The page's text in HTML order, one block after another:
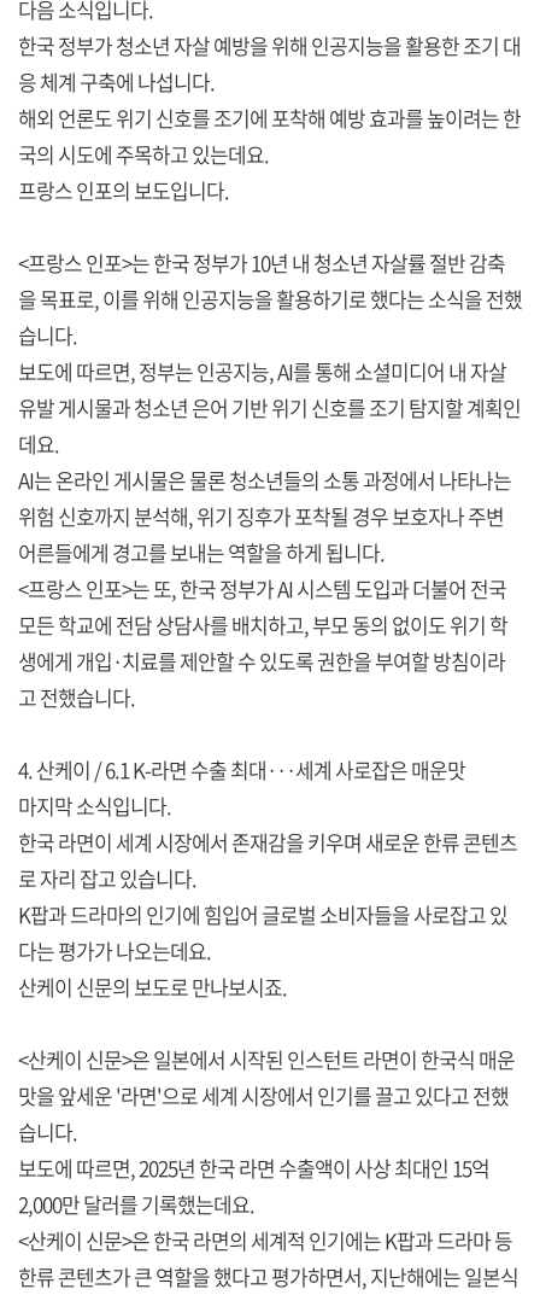
다음 소식입니다.
한국 정부가 청소년 자살 예방을 위해 인공지능을 활용한 조기 대
응 체계 구축에 나섭니다.
해외 언론도 위기 신호를 조기에 포착해 예방 효과를 높이려는 한
국의 시도에 주목하고 있는데요.
프랑스 인포의 보도입니다.
<프랑스 인포>는 한국 정부가 10년 내 청소년 자살률 절반 감축
을 목표로, 이를 위해 인공지능을 활용하기로 했다는 소식을 전했
습니다.
보도에 따르면, 정부는 인공지능, AI를 통해 소셜미디어 내 자살
유발 게시물과 청소년 은어 기반 위기 신호를 조기 탐지할 계획인
데요.
AI는 온라인 게시물은 물론 청소년들의 소통 과정에서 나타나는
위험 신호까지 분석해, 위기 징후가 포착될 경우 보호자나 주변
어른들에게 경고를 보내는 역할을 하게 됩니다.
<프랑스 인포>는 또, 한국 정부가 AI 시스템 도입과 더불어 전국
모든 학교에 전담 상담사를 배치하고, 부모 동의 없이도 위기 학
생에게 개입·치료를 제안할 수 있도록 권한을 부여할 방침이라
고 전했습니다.
4. 산케이 / 6.1 K-라면 수출 최대···세계 사로잡은 매운맛
마지막 소식입니다.
한국 라면이 세계 시장에서 존재감을 키우며 새로운 한류 콘텐츠
로 자리 잡고 있습니다.
K팝과 드라마의 인기에 힘입어 글로벌 소비자들을 사로잡고 있
다는 평가가 나오는데요.
산케이 신문의 보도로 만나보시죠.
<산케이 신문>은 일본에서 시작된 인스턴트 라면이 한국식 매운
맛을 앞세운 '라면'으로 세계 시장에서 인기를 끌고 있다고 전했
습니다.
보도에 따르면, 2025년 한국 라면 수출액이 사상 최대인 15억
2,000만 달러를 기록했는데요.
<산케이 신문>은 한국 라면의 세계적 인기에는 K팝과 드라마 등
한류 콘텐츠가 큰 역할을 했다고 평가하면서, 지난해에는 일본식